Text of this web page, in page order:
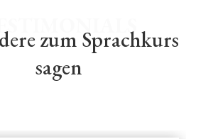
zum Sprachkurs
sagen